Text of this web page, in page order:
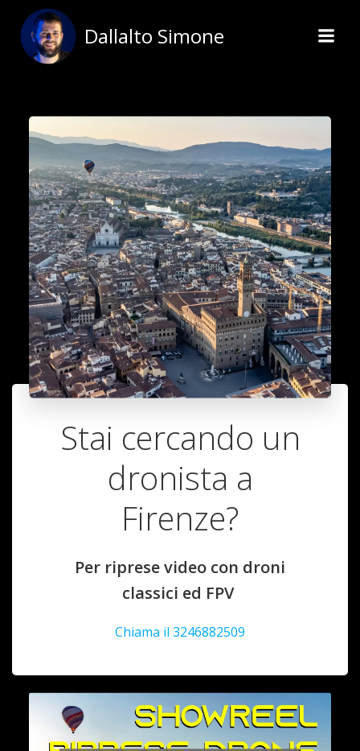
contenuto
Dallalto Simone
Stai cercando un
dronista a
Firenze?
Per riprese video con droni
classici ed FPV
Chiama il 3246882509